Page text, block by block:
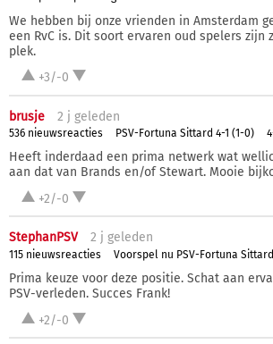
We hebben bij onze vrienden in Amsterdam
een RvC is. Dit soort ervaren oud spelers zijn
plek.
+3/-0
brusje 2 j geleden
536 nieuwsreacties PSV-Fortuna Sittard 4-1 (1-0)
Heeft inderdaad een prima netwerk wat
aan dat van Brands en/of Stewart. Mooie
+2/-0
StephanPSV 2 j geleden
115 nieuwsreacties Voorspel nu PSV-Fortuna Sittard
Prima keuze voor deze positie. Schat aan
PSV-verleden. Succes Frank!
+2/-0